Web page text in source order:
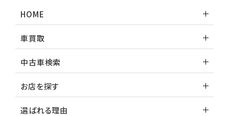
HOME
車買取
中古車検索
お店を探す
選ばれる理由